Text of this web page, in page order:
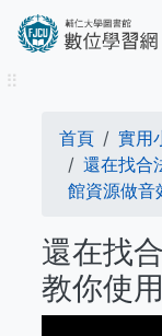
內
⠿
導
航
結
首頁 實用
還在找合
館資源做音
還在找
教你使